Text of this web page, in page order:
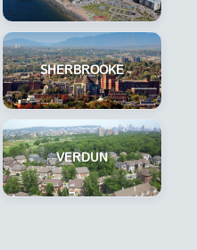
SHERBROOKE
VERDUN